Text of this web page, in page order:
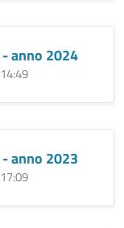
anno 2024
anno 2023